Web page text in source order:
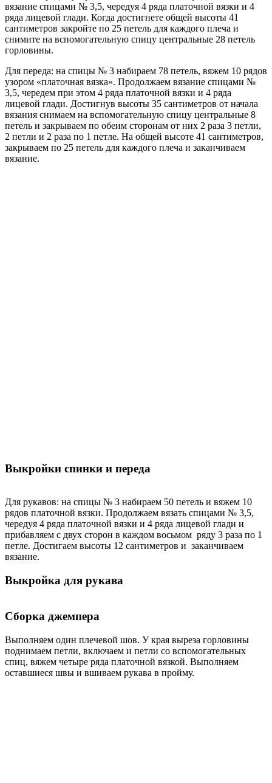
вязание спицами № 3,5, чередуя 4 ряда платочной вязки и 4
ряда лицевой глади. Когда достигнете общей высоты 41
сантиметров закройте по 25 петель для каждого плеча и
снимите на вспомогательную спицу центральные 28 петель
горловины.
Для переда: на спицы № 3 набираем 78 петель, вяжем 10 рядов
узором «платочная вязка». Продолжаем вязание спицами №
3,5, чередем при этом 4 ряда платочной вязки и 4 ряда
лицевой глади. Достигнув высоты 35 сантиметров от начала
вязания снимаем на вспомогательную спицу центральные 8
петель и закрываем по обеим сторонам от них 2 раза 3 петли,
2 петли и 2 раза по 1 петле. На общей высоте 41 сантиметров,
закрываем по 25 петель для каждого плеча и заканчиваем
вязание.
Выкройки спинки и переда
Для рукавов: на спицы № 3 набираем 50 петель и вяжем 10
рядов платочной вязки. Продолжаем вязать спицами № 3,5,
чередуя 4 ряда платочной вязки и 4 ряда лицевой глади и
прибавляем с двух сторон в каждом восьмом ряду 3 раза по 1
петле. Достигаем высоты 12 сантиметров и заканчиваем
вязание.
Выкройка для рукава
Сборка джемпера
Выполняем один плечевой шов. У края выреза горловины
поднимаем петли, включаем и петли со вспомогательных
спиц, вяжем четыре ряда платочной вязкой. Выполняем
оставшиеся швы и вшиваем рукава в пройму.